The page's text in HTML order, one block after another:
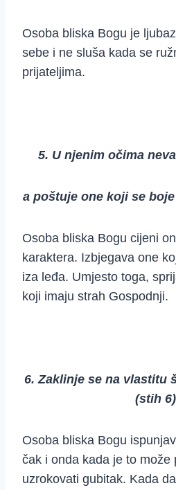
Osoba bliska Bogu je
sebe i ne sluša kada se
prijateljima.
5. U njenim očima
a poštuje one koji se
Osoba bliska Bogu cijeni
karaktera. Izbjegava one
iza leđa. Umjesto toga,
koji imaju strah Gospodnji.
6. Zaklinje se na vlastitu
(stih 6)
Osoba bliska Bogu
čak i onda kada je to može
uzrokovati gubitak. Kada